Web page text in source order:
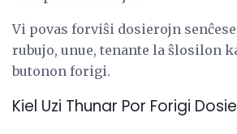
Vi povas forviŝi dosierojn
rubujo, unue, tenante la ŝlosilon
butonon forigi.
Kiel Uzi Thunar Por Forigi